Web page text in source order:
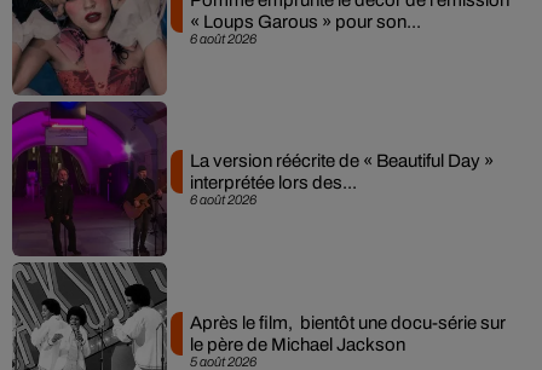
6 août 2026
« Loups Garous » pour son...
6 août 2026
La version réécrite de « Beautiful Day »
interprétée lors des...
5 août 2026
Après le film, bientôt une docu-série sur
le père de Michael Jackson